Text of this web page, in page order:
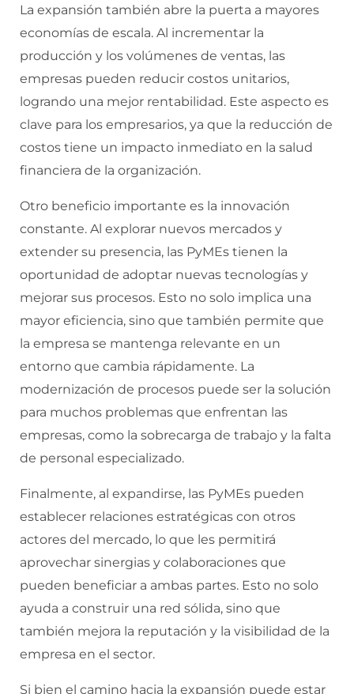
La expansión también abre la puerta a mayores
economías de escala. Al incrementar la
producción y los volúmenes de ventas, las
empresas pueden reducir costos unitarios,
logrando una mejor rentabilidad. Este aspecto es
clave para los empresarios, ya que la reducción de
costos tiene un impacto inmediato en la salud
financiera de la organización.
Otro beneficio importante es la innovación
constante. Al explorar nuevos mercados y
extender su presencia, las PyMEs tienen la
oportunidad de adoptar nuevas tecnologías y
mejorar sus procesos. Esto no solo implica una
mayor eficiencia, sino que también permite que
la empresa se mantenga relevante en un
entorno que cambia rápidamente. La
modernización de procesos puede ser la solución
para muchos problemas que enfrentan las
empresas, como la sobrecarga de trabajo y la falta
de personal especializado.
Finalmente, al expandirse, las PyMEs pueden
establecer relaciones estratégicas con otros
actores del mercado, lo que les permitirá
aprovechar sinergias y colaboraciones que
pueden beneficiar a ambas partes. Esto no solo
ayuda a construir una red sólida, sino que
también mejora la reputación y la visibilidad de la
empresa en el sector.
Si bien el camino hacia la expansión puede estar